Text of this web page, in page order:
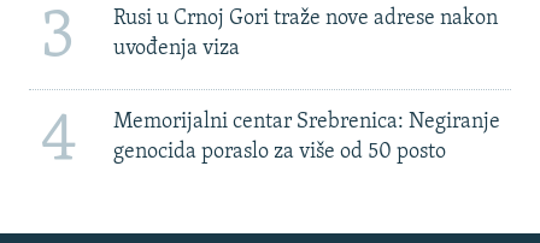
3
Rusi u Crnoj Gori traže nove adrese nakon
uvođenja viza
4
Memorijalni centar Srebrenica: Negiranje
genocida poraslo za više od 50 posto